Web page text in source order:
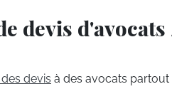
devis
devis à des avocats partout